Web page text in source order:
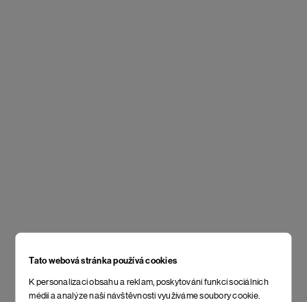
Tato webová stránka používá cookies
K personalizaci obsahu a reklam, poskytování funkcí sociálních
médií a analýze naší návštěvnosti využíváme soubory cookie.